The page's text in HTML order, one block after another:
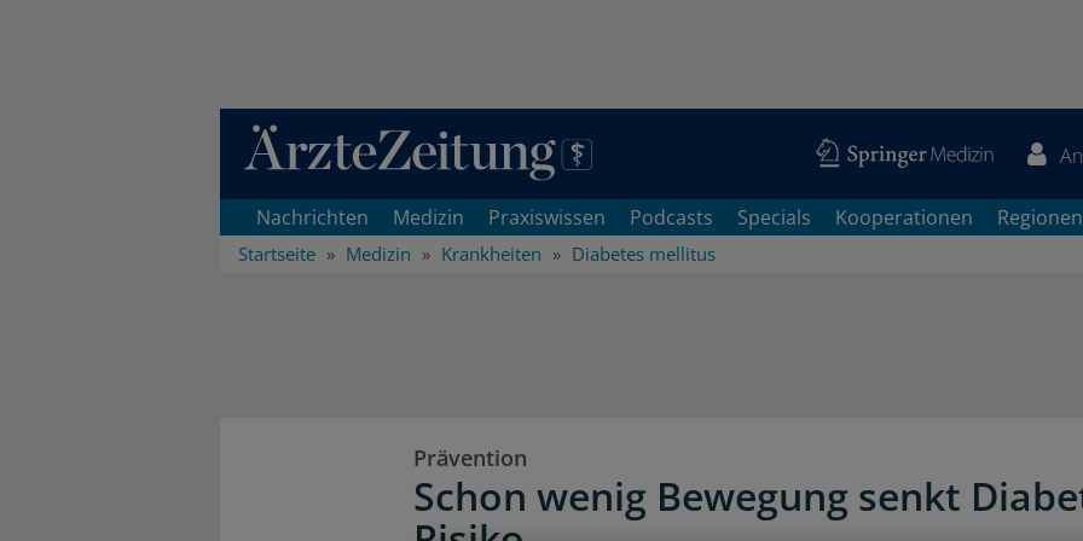
Direkt zum Inhaltsbereich
Nachrichten Medizin Praxiswissen Podcasts Specials Kooperationen Regionen
Startseite Medizin Krankheiten Diabetes mellitus
Prävention
Schon wenig Bewegung senkt